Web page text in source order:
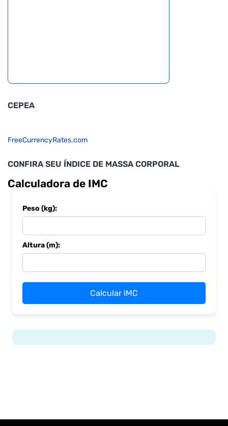
CEPEA
FreeCurrencyRates.com
CONFIRA SEU ÍNDICE DE MASSA CORPORAL
Calculadora de IMC
Peso (kg):
Altura (m):
Calcular IMC